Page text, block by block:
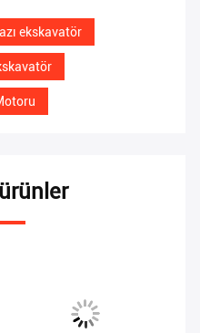
ekskavatör